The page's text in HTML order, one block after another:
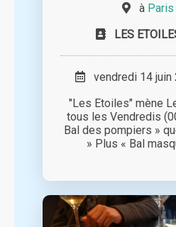
à
LES
vendredi 14 juin
"Les Etoiles" mène
tous les Vendredis
Bal des pompiers »
» Plus « Bal